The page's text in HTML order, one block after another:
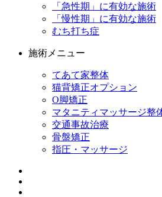
「急性期」に有効な施術
「慢性期」に有効な施術
むち打ち症
施術メニュー
てあて家整体
猫背矯正オプション
O脚矯正
マタニティマッサージ整
交通事故治療
骨盤矯正
指圧・マッサージ